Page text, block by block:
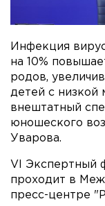
Инфекция
на 10%
родов,
детей с низкой
внештатный
юношеского
Уварова.
VI Экспертный
проходит в
пресс-центре